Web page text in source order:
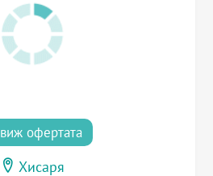
виж офертата
Хисаря